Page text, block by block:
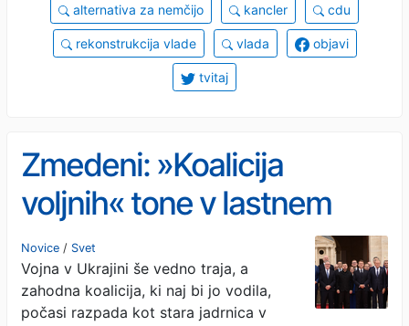
alternativa za nemčijo kancler cdu
rekonstrukcija vlade vlada objavi
tvitaj
Zmedeni: »Koalicija
voljnih« tone v lastnem
blatu
Novice / Svet
Vojna v Ukrajini še vedno traja, a
zahodna koalicija, ki naj bi jo vodila,
počasi razpada kot stara jadrnica v